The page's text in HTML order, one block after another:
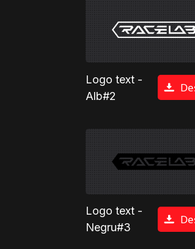
Logo text -
Alb#2
Logo text -
Negru#3